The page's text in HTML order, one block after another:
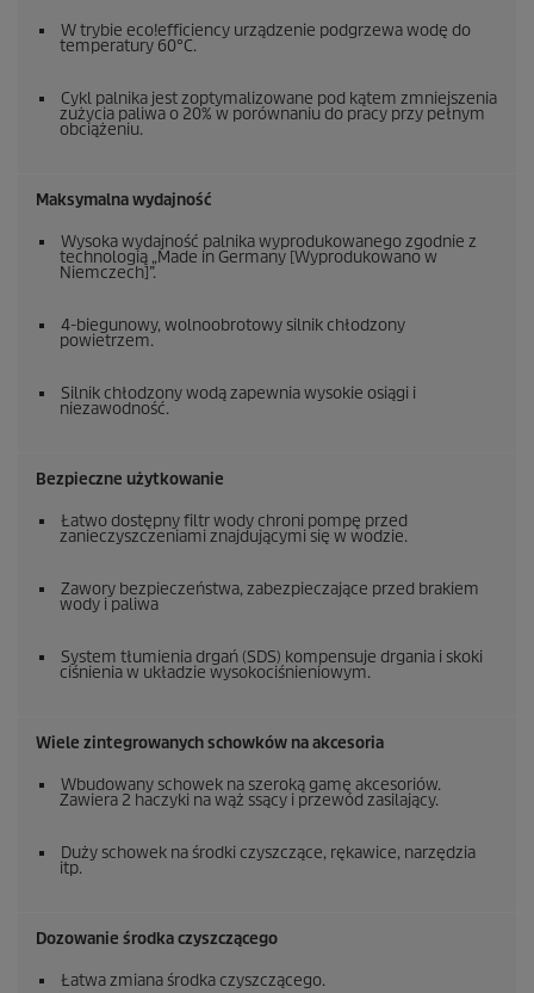
W trybie eco!efficiency urządzenie podgrzewa wodę do
temperatury 60°C.
Cykl palnika jest zoptymalizowane pod kątem zmniejszenia
zużycia paliwa o 20% w porównaniu do pracy przy pełnym
obciążeniu.
Maksymalna wydajność
Wysoka wydajność palnika wyprodukowanego zgodnie z
technologią „Made in Germany [Wyprodukowano w
Niemczech]”.
4-biegunowy, wolnoobrotowy silnik chłodzony
powietrzem.
Silnik chłodzony wodą zapewnia wysokie osiągi i
niezawodność.
Bezpieczne użytkowanie
Łatwo dostępny filtr wody chroni pompę przed
zanieczyszczeniami znajdującymi się w wodzie.
Zawory bezpieczeństwa, zabezpieczające przed brakiem
wody i paliwa
System tłumienia drgań (SDS) kompensuje drgania i skoki
ciśnienia w układzie wysokociśnieniowym.
Wiele zintegrowanych schowków na akcesoria
Wbudowany schowek na szeroką gamę akcesoriów.
Zawiera 2 haczyki na wąż ssący i przewód zasilający.
Duży schowek na środki czyszczące, rękawice, narzędzia
itp.
Dozowanie środka czyszczącego
Łatwa zmiana środka czyszczącego.